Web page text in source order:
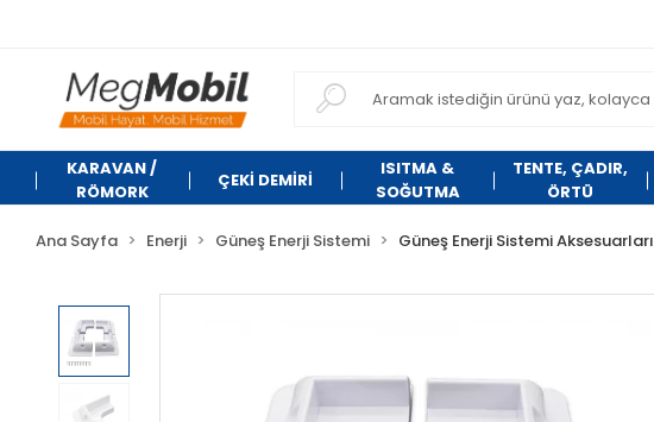
KARAVAN /
RÖMORK
ÇEKİ DEMİRİ
ISITMA &
SOĞUTMA
TENTE, ÇADIR,
ÖRTÜ
Ana Sayfa Enerji Güneş Enerji Sistemi Güneş Enerji Sistemi Aksesuarları